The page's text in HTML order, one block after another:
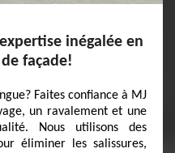
inégalée en
façade!
Faites confiance à MJ
un ravalement et une
Nous utilisons des
éliminer les salissures,